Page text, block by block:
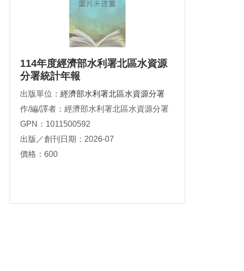
114年度經濟部水利署北區水資源
分署統計年報
出版單位： 經濟部水利署北區水資源分署
作/編/譯者：經濟部水利署北區水資源分署
GPN：1011500592
出版／創刊日期：2026-07
價格：600